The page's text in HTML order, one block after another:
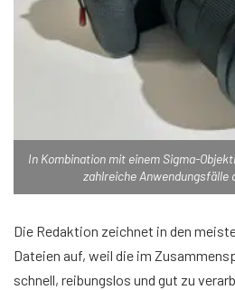
In Kombination mit einem Sigma-
zahlreiche Anwendungsfälle
Die Redaktion zeichnet in den
Dateien auf, weil die im
schnell, reibungslos und gut zu